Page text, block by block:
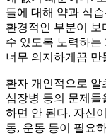
들에 대해 약과 식
환경적인 부분이 보
수 있도록 노력하는
너무 의지하게끔 만
환자 개인적으로 알
심장병 등의 문제들
하면 안 된다. 자신
동, 운동 등이 필요